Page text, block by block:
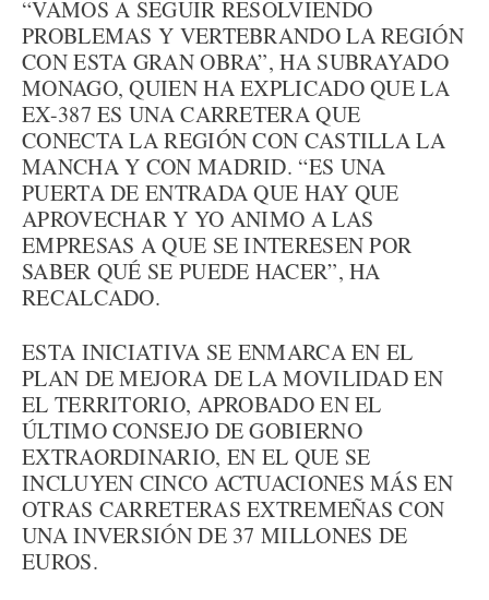
“VAMOS A SEGUIR RESOLVIENDO
PROBLEMAS Y VERTEBRANDO LA REGIÓN
CON ESTA GRAN OBRA”, HA SUBRAYADO
MONAGO, QUIEN HA EXPLICADO QUE LA
EX-387 ES UNA CARRETERA QUE
CONECTA LA REGIÓN CON CASTILLA LA
MANCHA Y CON MADRID. “ES UNA
PUERTA DE ENTRADA QUE HAY QUE
APROVECHAR Y YO ANIMO A LAS
EMPRESAS A QUE SE INTERESEN POR
SABER QUÉ SE PUEDE HACER”, HA
RECALCADO.
ESTA INICIATIVA SE ENMARCA EN EL
PLAN DE MEJORA DE LA MOVILIDAD EN
EL TERRITORIO, APROBADO EN EL
ÚLTIMO CONSEJO DE GOBIERNO
EXTRAORDINARIO, EN EL QUE SE
INCLUYEN CINCO ACTUACIONES MÁS EN
OTRAS CARRETERAS EXTREMEÑAS CON
UNA INVERSIÓN DE 37 MILLONES DE
EUROS.